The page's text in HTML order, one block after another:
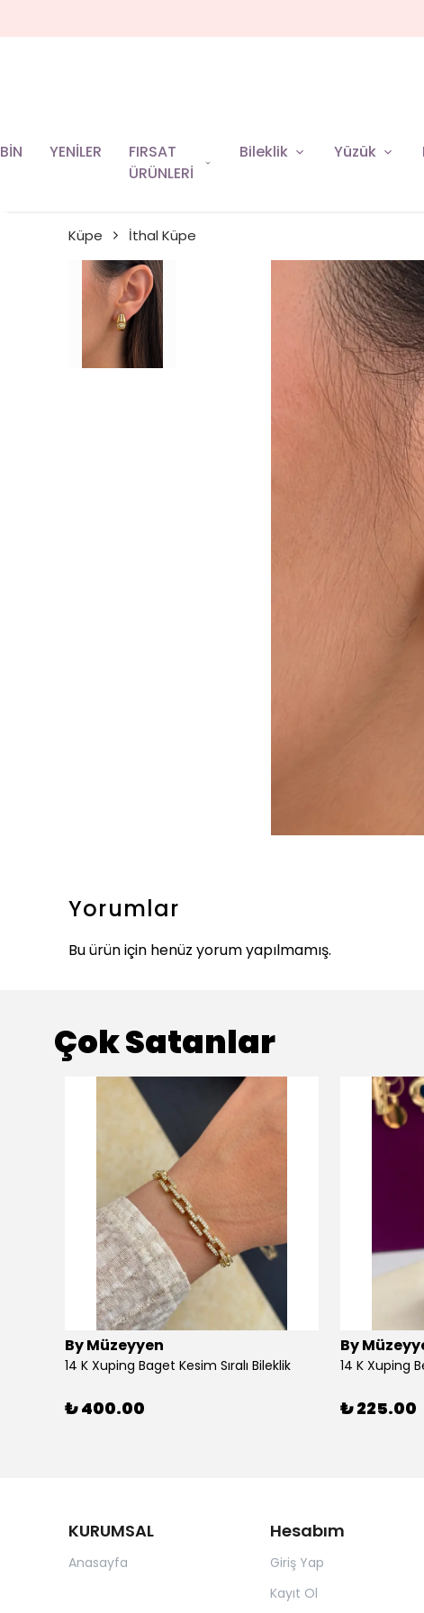
YENİLER
FIRSAT
ÜRÜNLERİ
Bileklik Yüzük
Küpe İthal Küpe
Yorumlar
Bu ürün için henüz yorum yapılmamış.
Çok Satanlar
By Müzeyyen
14 K Xuping Baget Kesim Sıralı Bileklik
₺ 400.00
By
14 K Xuping
₺ 225.00
KURUMSAL
Anasayfa
Hesabım
Giriş Yap
Kayıt Ol